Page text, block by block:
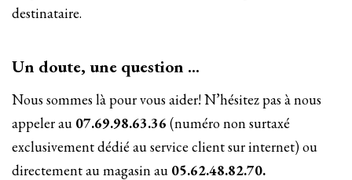
destinataire.
Un doute, une question …
Nous sommes là pour vous aider! N’hésitez pas à nous
appeler au 07.69.98.63.36 (numéro non surtaxé
exclusivement dédié au service client sur internet) ou
directement au magasin au 05.62.48.82.70.